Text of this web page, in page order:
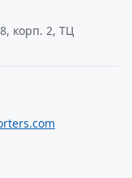
корп. 2, ТЦ